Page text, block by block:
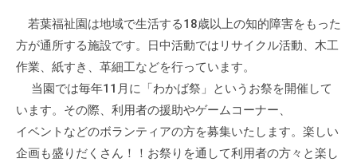
若葉福祉園は地域で生活する18歳以上の知的障害をもった
方が通所する施設です。日中活動ではリサイクル活動、木工
作業、紙すき、革細工などを行っています。
当園では毎年11月に「わかば祭」というお祭を開催して
います。その際、利用者の援助やゲームコーナー、
イベントなどのボランティアの方を募集いたします。楽しい
企画も盛りだくさん！！お祭りを通して利用者の方々と楽し